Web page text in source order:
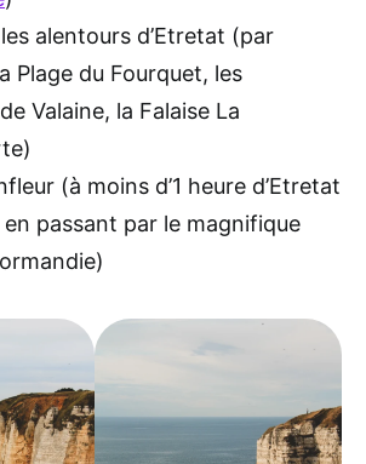
alentours d’Etretat (par
Plage du Fourquet, les
Valaine, la Falaise La
(à moins d’1 heure d’Etretat
passant par le magnifique